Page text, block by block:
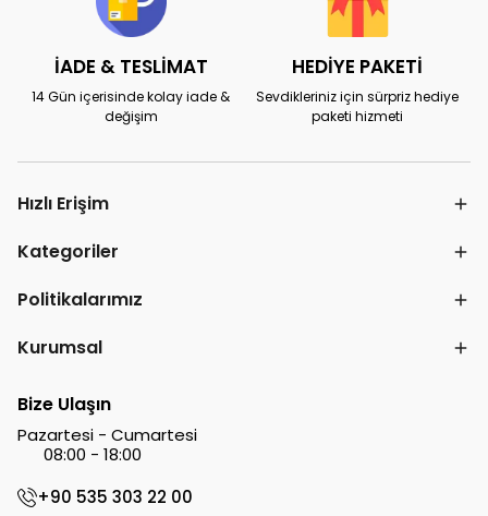
İADE & TESLİMAT
14 Gün içerisinde kolay iade &
değişim
HEDİYE PAKETİ
Sevdikleriniz için sürpriz hediye
paketi hizmeti
Hızlı Erişim
Kategoriler
Politikalarımız
Kurumsal
Bize Ulaşın
Pazartesi - Cumartesi
08:00 - 18:00
+90 535 303 22 00